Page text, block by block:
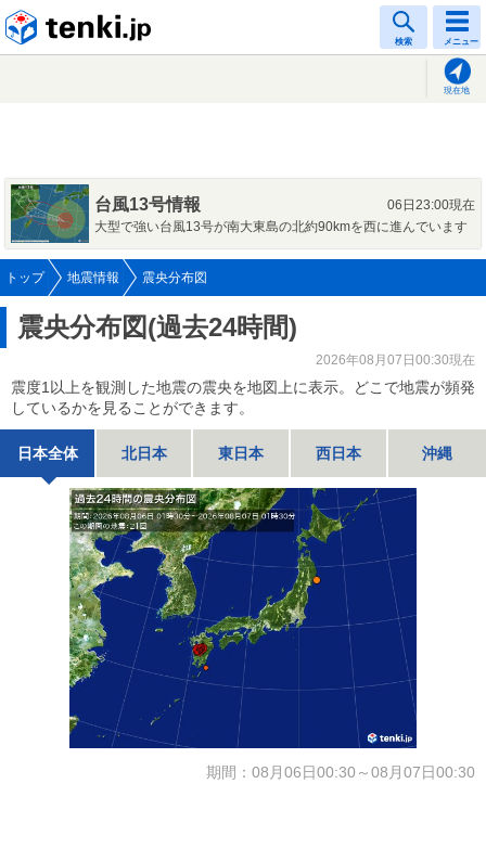
検索 メニュー
現在地
台風13号情報
06日23:00現在
大型で強い台風13号が南大東島の北約90kmを西に進んでいます
トップ 地震情報 震央分布図
震央分布図(過去24時間)
2026年08月07日00:30現在
震度1以上を観測した地震の震央を地図上に表示。どこで地震が頻発
しているかを見ることができます。
日本全体 北日本 東日本 西日本 沖縄
期間：08月06日00:30～08月07日00:30